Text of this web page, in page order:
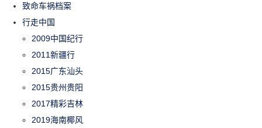
致命车祸档案
行走中国
2009中国纪行
2011新疆行
2015广东汕头
2015贵州贵阳
2017精彩吉林
2019海南椰风